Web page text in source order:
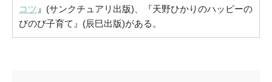
コツ 』(サンクチュアリ出版)、『天野ひかりのハッピーの
びのび子育て』(辰巳出版)がある。